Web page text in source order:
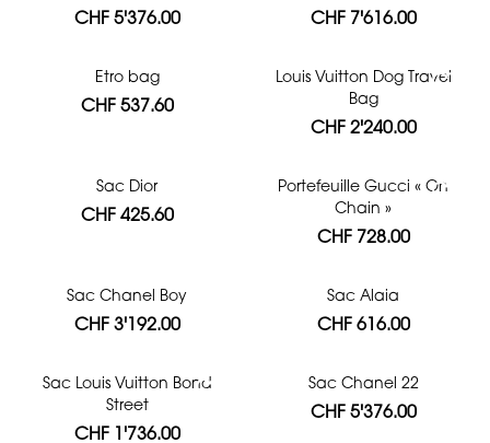
CHF 5'376.00 CHF 7'616.00
Etro bag
CHF 537.60
Louis Vuitton Dog Travel
Bag
CHF 2'240.00
Sac Dior
CHF 425.60
Portefeuille Gucci « On
Chain »
CHF 728.00
Sac Chanel Boy
CHF 3'192.00
Sac Alaia
CHF 616.00
Sac Louis Vuitton Bond
Street
CHF 1'736.00
Sac Chanel 22
CHF 5'376.00